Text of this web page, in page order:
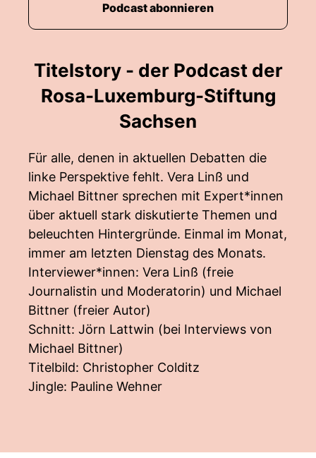
Titelstory - der Podcast der
Rosa-Luxemburg-Stiftung
Sachsen
Für alle, denen in aktuellen Debatten die
linke Perspektive fehlt. Vera Linß und
Michael Bittner sprechen mit Expert*innen
über aktuell stark diskutierte Themen und
beleuchten Hintergründe. Einmal im Monat,
immer am letzten Dienstag des Monats.
Interviewer*innen: Vera Linß (freie
Journalistin und Moderatorin) und Michael
Bittner (freier Autor)
Schnitt: Jörn Lattwin (bei Interviews von
Michael Bittner)
Titelbild: Christopher Colditz
Jingle: Pauline Wehner
Podcast abonnieren